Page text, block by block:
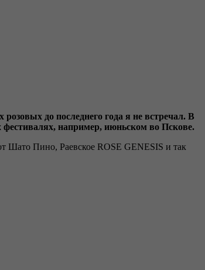
до последнего года я не встречал. В
фестивалях, например, июньском во Пскове.
Шато Пино, Раевское ROSE GENESIS и так